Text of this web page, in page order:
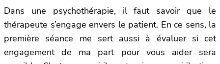
Dans une psychothérapie, il faut savoir que le
thérapeute s’engage envers le patient. En ce sens, la
première séance me sert aussi à évaluer si cet
engagement de ma part pour vous aider sera